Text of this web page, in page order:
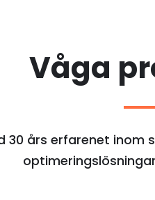
Våga
30 års erfarenet inom